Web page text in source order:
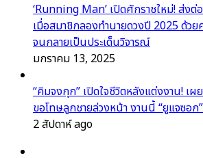
‘Running Man’ เปิดศักราชใหม่! ส่งต่
เมื่อสมาชิกลองทำนายดวงปี 2025 ด้วย
จนกลายเป็นประเด็นวิจารณ์
มกราคม 13, 2025
“คิมจงกุก” เปิดใจชีวิตหลังแต่งงาน! เ
ขอโทษลูกชายล่วงหน้า งานนี้ “ยูแจซอก
2 สัปดาห์ ago